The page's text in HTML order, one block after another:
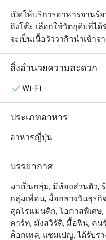
เปิดให้บริการอาหารจานร้
ถึงโต๊ะ เลือกใช้วัตถุดิบที่ได้
จะเป็นเนื้อวัววากิวนำเข้า
แม่น้ำ และอาหารทะเลสด
สไตล์โมเดิร์น อีกทั้งยังสาม
สิ่งอำนวยความสะดวก
Wi-Fi
ประเภทอาหาร
อาหารญี่ปุ่น
บรรยากาศ
มาเป็นกลุ่ม, มีห้องส่วนตัว,
กลุ่มเพื่อน, มื้อกลางวันธุรกิ
สุดโรแมนติก, โอกาสพิเศษ
คาร์ท, มังสวิรัติ, มื้อฟิน, คนรั
ค็อกเทล, แชมเปญ, ได้รับร